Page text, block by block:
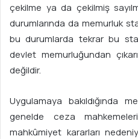
çekilme ya da çekilmiş
durumlarında da memurluk
bu durumlarda tekrar bu
devlet memurluğundan
değildir.
Uygulamaya bakıldığında
genelde ceza
mahkûmiyet kararları